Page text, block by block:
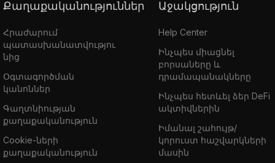
Քաղաքականություններ
Հրաժարում
պատասխանատվությու
նից
Օգտագործման
կանոններ
Գաղտնիության
քաղաքականություն
Cookie-ների
քաղաքականություն
Աջակցություն
Help Center
Ինչպես միացնել
բորսաները և
դրամապանակները
Ինչպես հետևել ձեր DeFi
ակտիվներին
Իմանալ շահույթ/
կորուստ հաշվարկների
մասին